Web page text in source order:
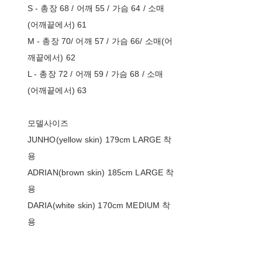
S - 총장 68 / 어깨 55 / 가슴 64 / 소매
(어깨끝에서) 61
M - 총장 70/ 어깨 57 / 가슴 66/ 소매(어
깨끝에서) 62
L - 총장 72 / 어깨 59 / 가슴 68 / 소매
(어깨끝에서) 63
모델사이즈
JUNHO(yellow skin) 179cm LARGE 착
용
ADRIAN(brown skin) 185cm LARGE 착
용
DARIA(white skin) 170cm MEDIUM 착
용